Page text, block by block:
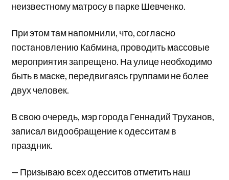
неизвестному матросу в парке Шевченко.
При этом там напомнили, что, согласно
постановлению Кабмина, проводить массовые
мероприятия запрещено. На улице необходимо
быть в маске, передвигаясь группами не более
двух человек.
В свою очередь, мэр города Геннадий Труханов,
записал видообращение к одесситам в
праздник.
— Призываю всех одесситов отметить наш